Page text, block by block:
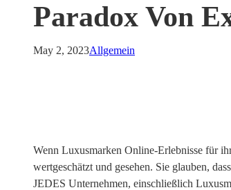
Paradox Von
May 2, 2023Allgemein
Wenn Luxusmarken Online-Erlebnisse für
wertgeschätzt und gesehen. Sie glauben,
JEDES Unternehmen, einschließlich